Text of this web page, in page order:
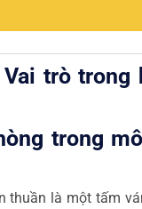
trò
trong
là một tấm